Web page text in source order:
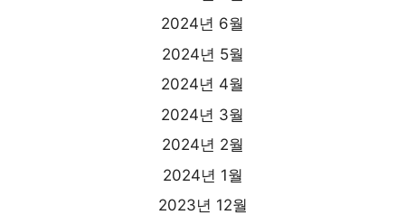
2024년 6월
2024년 5월
2024년 4월
2024년 3월
2024년 2월
2024년 1월
2023년 12월